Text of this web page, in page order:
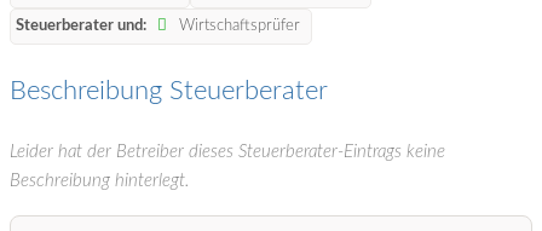
Steuerberater und: Wirtschaftsprüfer
Beschreibung Steuerberater
Leider hat der Betreiber dieses Steuerberater-Eintrags keine
Beschreibung hinterlegt.